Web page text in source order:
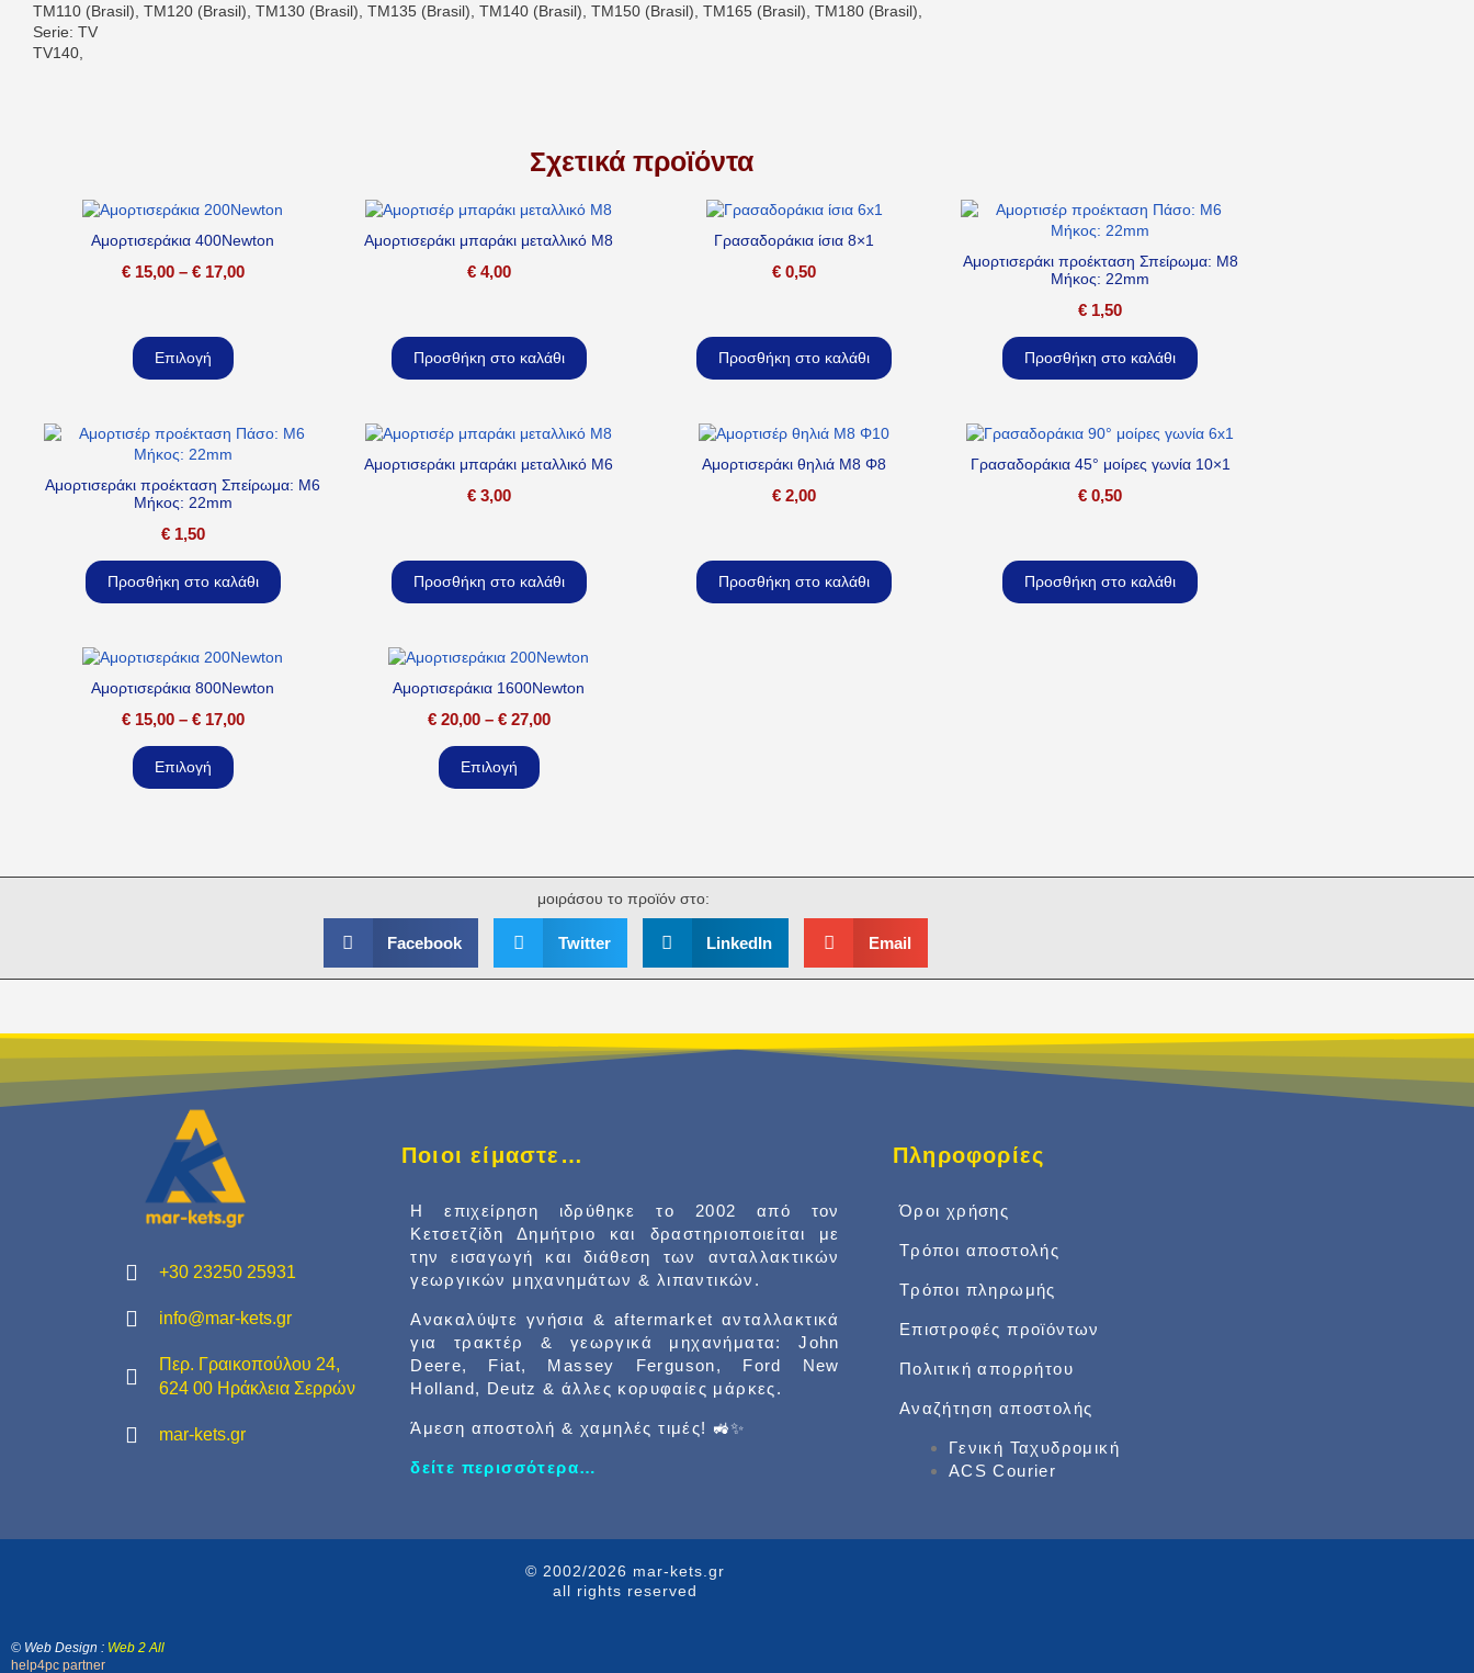
TM110 (Brasil), TM120 (Brasil), TM130 (Brasil), TM135 (Brasil), TM140 (Brasil), TM150 (Brasil), TM165 (Brasil), TM180 (Brasil),
Serie: TV
TV140,
Σχετικά προϊόντα
Αμορτισεράκια 400Newton
€15,00 – €17,00
Επιλογή
Αμορτισεράκι μπαράκι μεταλλικό M8
€4,00
Προσθήκη στο καλάθι
Γρασαδοράκια ίσια 8×1
€ 0,50
Προσθήκη στο καλάθι
Αμορτισεράκι προέκταση Σπείρωμα: M8
Μήκος: 22mm
€ 1,50
Προσθήκη στο καλάθι
Αμορτισεράκι προέκταση Σπείρωμα: M6
Μήκος: 22mm
€1,50
Προσθήκη στο καλάθι
Αμορτισεράκι μπαράκι μεταλλικό M6
€3,00
Προσθήκη στο καλάθι
Αμορτισεράκι θηλιά M8 Φ8
€ 2,00
Προσθήκη στο καλάθι
Γρασαδοράκια 45° μοίρες γωνία 10×1
€ 0,50
Προσθήκη στο καλάθι
Αμορτισεράκια 800Newton
€15,00 – €17,00
Επιλογή
Αμορτισεράκια 1600Newton
€20,00 – €27,00
Επιλογή
μοιράσου το προϊόν στο:
Facebook Twitter LinkedIn Email
+30 23250 25931
info@mar-kets.gr
Περ. Γραικοπούλου 24,
624 00 Ηράκλεια Σερρών
mar-kets.gr
Ποιοι είμαστε…
Η επιχείρηση ιδρύθηκε το 2002 από τον
Κετσετζίδη Δημήτριο και δραστηριοποιείται με
την εισαγωγή και διάθεση των ανταλλακτικών
γεωργικών μηχανημάτων & λιπαντικών.
Ανακαλύψτε γνήσια & aftermarket ανταλλακτικά
για τρακτέρ & γεωργικά μηχανήματα: John
Deere, Fiat, Massey Ferguson, Ford New
Holland, Deutz & άλλες κορυφαίες μάρκες.
Άμεση αποστολή & χαμηλές τιμές! 🚜✨
δείτε περισσότερα…
Πληροφορίες
Όροι χρήσης
Τρόποι αποστολής
Τρόποι πληρωμής
Επιστροφές προϊόντων
Πολιτική απορρήτου
Αναζήτηση αποστολής
Γενική Ταχυδρομική
ACS Courier
© 2002/2026 mar-kets.gr
all rights reserved
© Web Design : Web 2 All
help4pc partner